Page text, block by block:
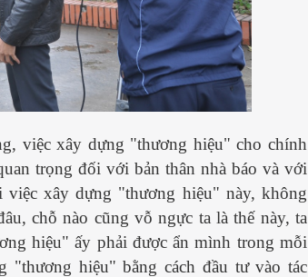
việc xây dựng "thương hiệu" cho chính
trọng đối với bản thân nhà báo và với
việc xây dựng "thương hiệu" này, không
chỗ nào cũng vỗ ngực ta là thế này, ta
hiệu" ấy phải được ẩn mình trong mỗi
"thương hiệu" bằng cách đầu tư vào tác